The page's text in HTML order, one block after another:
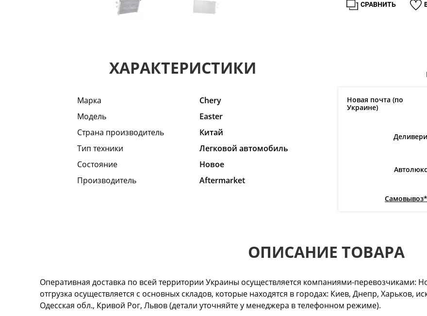
СРАВНИТЬ
ХАРАКТЕРИСТИКИ
Марка
Chery
Модель
Easter
Страна производитель
Китай
Тип техники
Легковой автомобиль
Состояние
Hовое
Производитель
Aftermarket
Новая почта (по
Украине)
Деливери
Автолюкс
Самовывоз*
ОПИСАНИЕ ТОВАРА
Оперативная доставка по всей территории Украины осуществляется компаниями-перевозчиками:
отгрузка осуществляется с основных складов, которые находятся в городах: Киев, Днепр, Харьков,
Одесская обл., Кривой Рог, Львов (детали уточняйте у менеджера в телефонном режиме).